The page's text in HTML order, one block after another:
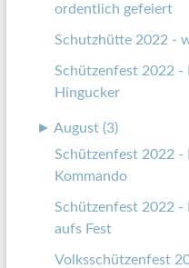
ordentlich gefeiert
Schutzhütte 2022 -
Schützenfest 2022 -
Hingucker
► August (3)
Schützenfest 2022 -
Kommando
Schützenfest 2022
aufs Fest
Volksschützenfest